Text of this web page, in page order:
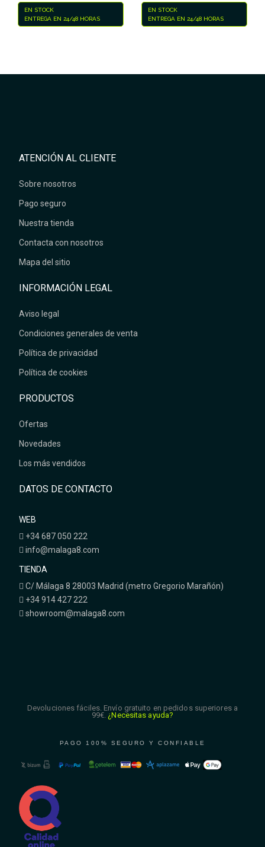
EN STOCK
ENTREGA EN 24/48 HORAS
EN STOCK
ENTREGA EN 24/48 HORAS
ATENCIÓN AL CLIENTE
Sobre nosotros
Pago seguro
Nuestra tienda
Contacta con nosotros
Mapa del sitio
INFORMACIÓN LEGAL
Aviso legal
Condiciones generales de venta
Política de privacidad
Política de cookies
PRODUCTOS
Ofertas
Novedades
Los más vendidos
DATOS DE CONTACTO
WEB
+34 687 050 222
info@malaga8.com
TIENDA
C/ Málaga 8 28003 Madrid (metro Gregorio Marañón)
+34 914 427 222
showroom@malaga8.com
Devoluciones fáciles. Envío gratuito en pedidos superiores a
99€. ¿Necesitas ayuda?
PAGO 100% SEGURO Y CONFIABLE